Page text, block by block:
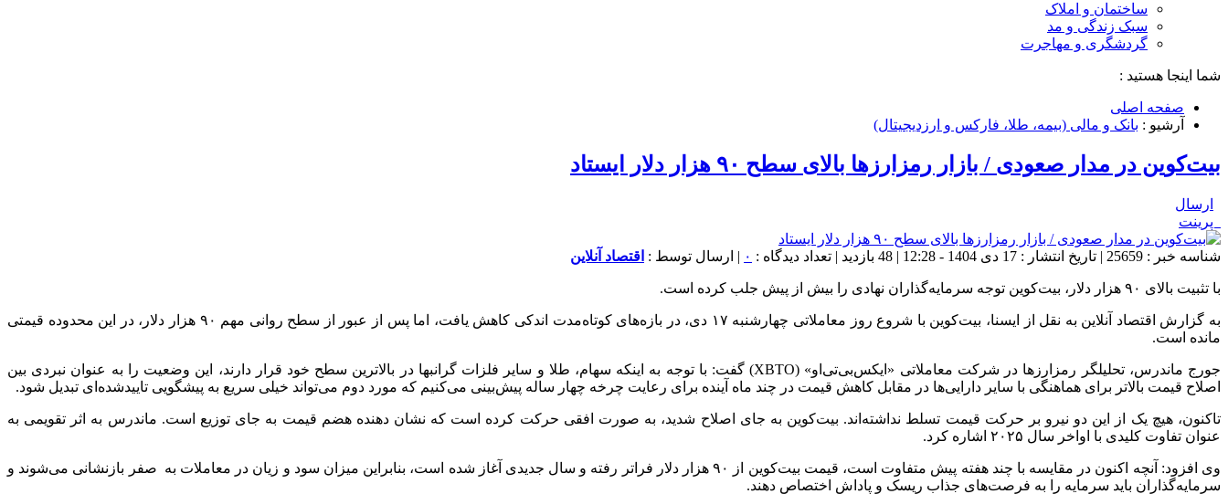
ساختمان و املاک
سبک زندگی و مد
گردشگری و مهاجرت
شما اینجا هستید :
صفحه اصلی
آرشیو : بانک و مالی (بیمه، طلا، فارکس و ارزدیجیتال)
بیت‌کوین در مدار صعودی / بازار رمزارزها بالای سطح ۹۰ هزار دلار ایستاد
ارسال
پرینت
شناسه خبر : 25659 | تاریخ انتشار : 17 دی 1404 - 12:28 | 48 بازدید | تعداد دیدگاه : ۰ | ارسال توسط : اقتصاد آنلاین
با تثبیت بالای ۹۰ هزار دلار، بیت‌کوین توجه سرمایه‌گذاران نهادی را بیش از پیش جلب کرده است.
به گزارش اقتصاد آنلاین به نقل از ایسنا، بیت‌کوین با شروع روز معاملاتی چهارشنبه ۱۷ دی، در بازه‌های کوتاه‌مدت اندکی کاهش یافت، اما پس از عبور از سطح روانی مهم ۹۰ هزار دلار، در این محدوده قیمتی
مانده است.
جورج ماندرس، تحلیلگر رمزارزها در شرکت معاملاتی «ایکس‌بی‌تی‌او» (XBTO) گفت: با توجه به اینکه سهام، طلا و سایر فلزات گرانبها در بالاترین سطح خود قرار دارند، این وضعیت را به عنوان نبردی بین
اصلاح قیمت بالاتر برای هماهنگی با سایر دارایی‌ها در مقابل کاهش قیمت در چند ماه آینده برای رعایت چرخه چهار ساله پیش‌بینی می‌کنیم که مورد دوم می‌تواند خیلی سریع به پیشگویی تاییدشده‌ای تبدیل شود.
تاکنون، هیچ یک از این دو نیرو بر حرکت قیمت تسلط نداشته‌اند. بیت‌کوین به جای اصلاح شدید، به صورت افقی حرکت کرده است که نشان دهنده هضم قیمت به جای توزیع است. ماندرس به اثر تقویمی به
عنوان تفاوت کلیدی با اواخر سال ۲۰۲۵ اشاره کرد.
وی افزود: آنچه اکنون در مقایسه با چند هفته پیش متفاوت است، قیمت بیت‌کوین از ۹۰ هزار دلار فراتر رفته و سال جدیدی آغاز شده است، بنابراین میزان سود و زیان در معاملات به صفر بازنشانی می‌شوند و
سرمایه‌گذاران باید سرمایه را به فرصت‌های جذاب ریسک و پاداش اختصاص دهند.